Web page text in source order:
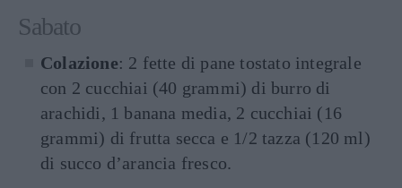
Sabato
Colazione: 2 fette di pane tostato integrale
con 2 cucchiai (40 grammi) di burro di
arachidi, 1 banana media, 2 cucchiai (16
grammi) di frutta secca e 1/2 tazza (120 ml)
di succo d’arancia fresco.